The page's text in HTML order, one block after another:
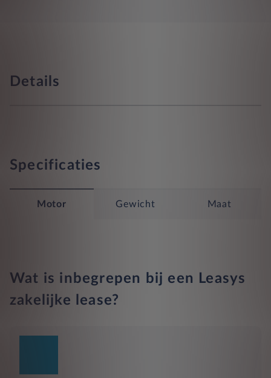
Details
Specificaties
Motor Gewicht Maat
Wat is inbegrepen bij een Leasys
zakelijke lease?